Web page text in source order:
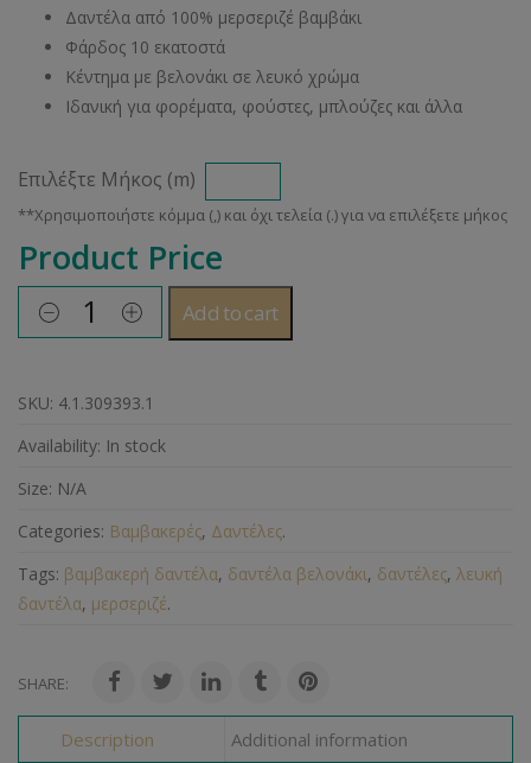
Δαντέλα από 100% μερσεριζέ βαμβάκι
Φάρδος 10 εκατοστά
Κέντημα με βελονάκι σε λευκό χρώμα
Ιδανική για φορέματα, φούστες, μπλούζες και άλλα
Επιλέξτε Μήκος (m)
Product Price
Add to cart
SKU: 4.1.309393.1
Availability: In stock
Size: N/A
Categories: Βαμβακερές, Δαντέλες.
Tags: βαμβακερή δαντέλα, δαντέλα βελονάκι, δαντέλες, λευκή
δαντέλα, μερσεριζέ.
SHARE:
Description Additional information